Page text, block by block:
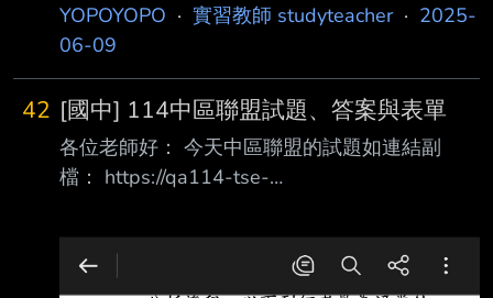
YOPOYOPO · 實習教師 studyteacher· 2025-
06-09
42 [國中] 114中區聯盟試題、答案與表單
各位老師好： 今天中區聯盟的試題如連結副
檔： https://qa114-tse-
並附上Dcard教師版上有人製作的表單 新竹縣：
https://reurl.cc/qGWqRq 台中市：